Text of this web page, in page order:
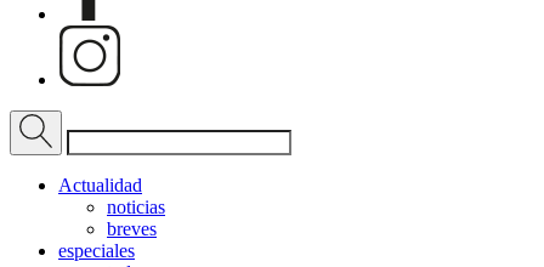
Actualidad
noticias
breves
especiales